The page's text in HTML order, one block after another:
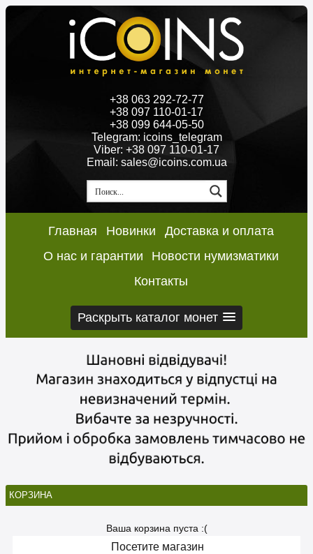
+38 063 292-72-77
+38 097 110-01-17
+38 099 644-05-50
Telegram: icoins_telegram
Viber: +38 097 110-01-17
Email: sales@icoins.com.ua
Главная Новинки
Доставка и оплата
О нас и гарантии
Новости нумизматики
Контакты
Раскрыть каталог монет
КОРЗИНА
Ваша корзина пуста :(
Посетите магазин